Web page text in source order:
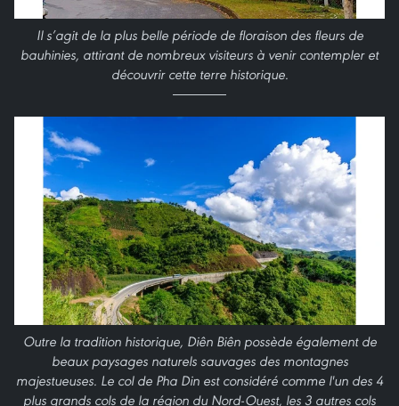
Il s’agit de la plus belle période de floraison des fleurs de
bauhinies, attirant de nombreux visiteurs à venir contempler et
découvrir cette terre historique.
Outre la tradition historique, Diên Biên possède également de
beaux paysages naturels sauvages des montagnes
majestueuses. Le col de Pha Din est considéré comme l'un des 4
plus grands cols de la région du Nord-Ouest, les 3 autres cols